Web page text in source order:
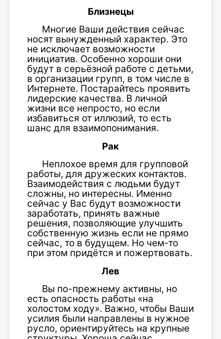
Близнецы
Многие Ваши действия сейчас
носят вынужденный характер. Это
не исключает возможности
инициатив. Особенно хороши они
будут в серьёзной работе с детьми,
в организации групп, в том числе в
Интернете. Постарайтесь проявить
лидерские качества. В личной
жизни все непросто, но если
избавиться от иллюзий, то есть
шанс для взаимопонимания.
Рак
Неплохое время для групповой
работы, для дружеских контактов.
Взаимодействия с людьми будут
сложны, но интересны. Именно
сейчас у Вас будут возможности
заработать, принять важные
решения, позволяющие улучшить
собственную жизнь если не прямо
сейчас, то в будущем. Но чем-то
при этом придётся и пожертвовать.
Лев
Вы по-прежнему активны, но
есть опасность работы «на
холостом ходу». Важно, чтобы Ваши
усилия были направлены в нужное
русло, ориентируйтесь на крупные